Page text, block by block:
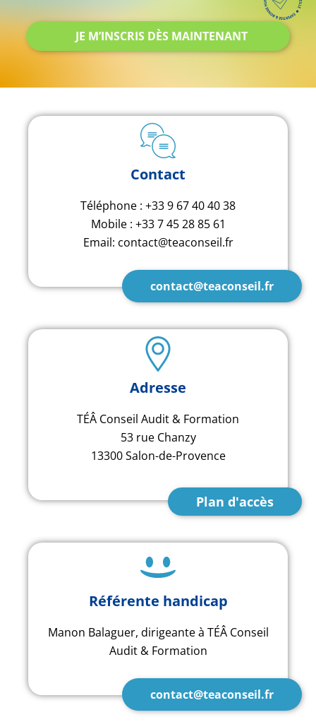
JE M’INSCRIS DÈS MAINTENANT
Contact
Téléphone : +33 9 67 40 40 38
Mobile : +33 7 45 28 85 61
Email: contact@teaconseil.fr
contact@teaconseil.fr
Adresse
TÉÂ Conseil Audit & Formation
53 rue Chanzy
13300 Salon-de-Provence
Plan d'accès
Référente handicap
Manon Balaguer, dirigeante à TÉÂ Conseil
Audit & Formation
contact@teaconseil.fr